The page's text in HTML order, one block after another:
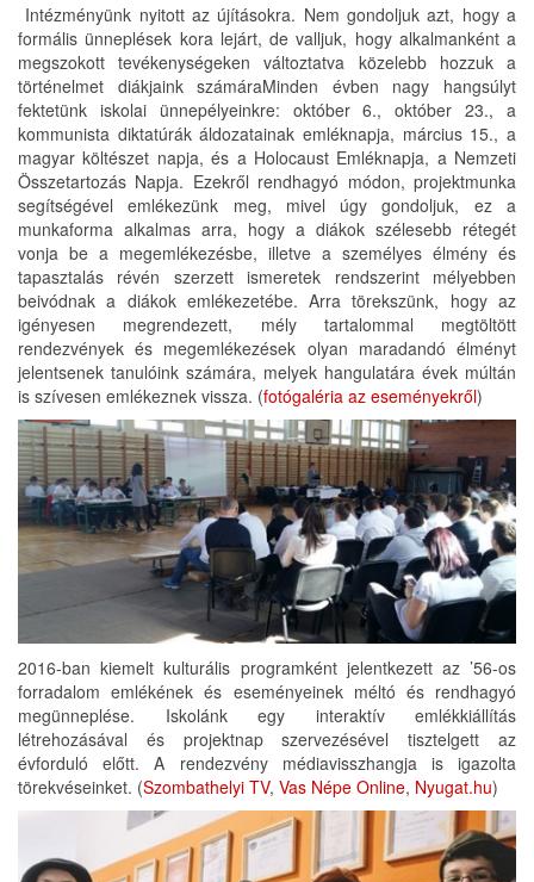
Intézményünk nyitott az újításokra. Nem gondoljuk azt, hogy a
formális ünneplések kora lejárt, de valljuk, hogy alkalmanként a
megszokott tevékenységeken változtatva közelebb hozzuk a
történelmet diákjaink számáraMinden évben nagy hangsúlyt
fektetünk iskolai ünnepélyeinkre: október 6., október 23., a
kommunista diktatúrák áldozatainak emléknapja, március 15., a
magyar költészet napja, és a Holocaust Emléknapja, a Nemzeti
Összetartozás Napja. Ezekről rendhagyó módon, projektmunka
segítségével emlékezünk meg, mivel úgy gondoljuk, ez a
munkaforma alkalmas arra, hogy a diákok szélesebb rétegét
vonja be a megemlékezésbe, illetve a személyes élmény és
tapasztalás révén szerzett ismeretek rendszerint mélyebben
beivódnak a diákok emlékezetébe. Arra törekszünk, hogy az
igényesen megrendezett, mély tartalommal megtöltött
rendezvények és megemlékezések olyan maradandó élményt
jelentsenek tanulóink számára, melyek hangulatára évek múltán
is szívesen emlékeznek vissza. (fotógaléria az eseményekről)
2016-ban kiemelt kulturális programként jelentkezett az ’56-os
forradalom emlékének és eseményeinek méltó és rendhagyó
megünneplése. Iskolánk egy interaktív emlékkiállítás
létrehozásával és projektnap szervezésével tisztelgett az
évforduló előtt. A rendezvény médiavisszhangja is igazolta
törekvéseinket. (Szombathelyi TV, Vas Népe Online, Nyugat.hu)